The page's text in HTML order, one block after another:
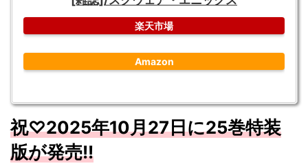
楽天市場
Amazon
祝♡2025年10月27日に25巻特装
版が発売!!